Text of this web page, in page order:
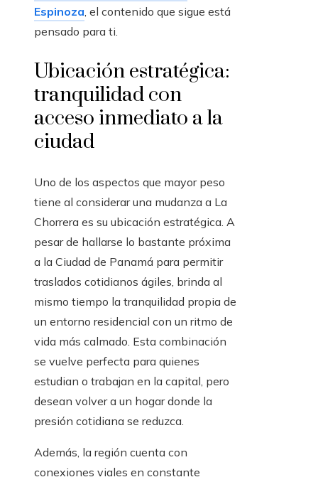
Espinoza, el contenido que sigue está
pensado para ti.
Ubicación estratégica:
tranquilidad con
acceso inmediato a la
ciudad
Uno de los aspectos que mayor peso
tiene al considerar una mudanza a La
Chorrera es su ubicación estratégica. A
pesar de hallarse lo bastante próxima
a la Ciudad de Panamá para permitir
traslados cotidianos ágiles, brinda al
mismo tiempo la tranquilidad propia de
un entorno residencial con un ritmo de
vida más calmado. Esta combinación
se vuelve perfecta para quienes
estudian o trabajan en la capital, pero
desean volver a un hogar donde la
presión cotidiana se reduzca.
Además, la región cuenta con
conexiones viales en constante